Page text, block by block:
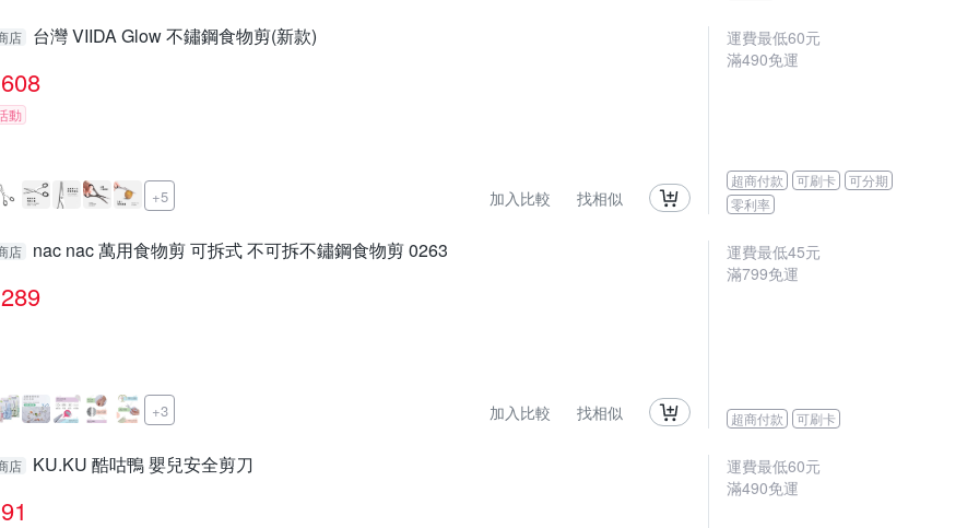
店 台灣 VIIDA Glow 不鏽鋼食物剪(新款)
608
動
+5 加入比較 找相似
運費最低60元
滿490免運
超商付款 可刷卡
可分期
零利率
店 nac nac 萬用食物剪 可拆式 不可拆不鏽鋼食物剪 0263
289
+3 加入比較 找相似
運費最低45元
滿799免運
超商付款 可刷卡
店 KU.KU 酷咕鴨 嬰兒安全剪刀
91
運費最低60元
滿490免運